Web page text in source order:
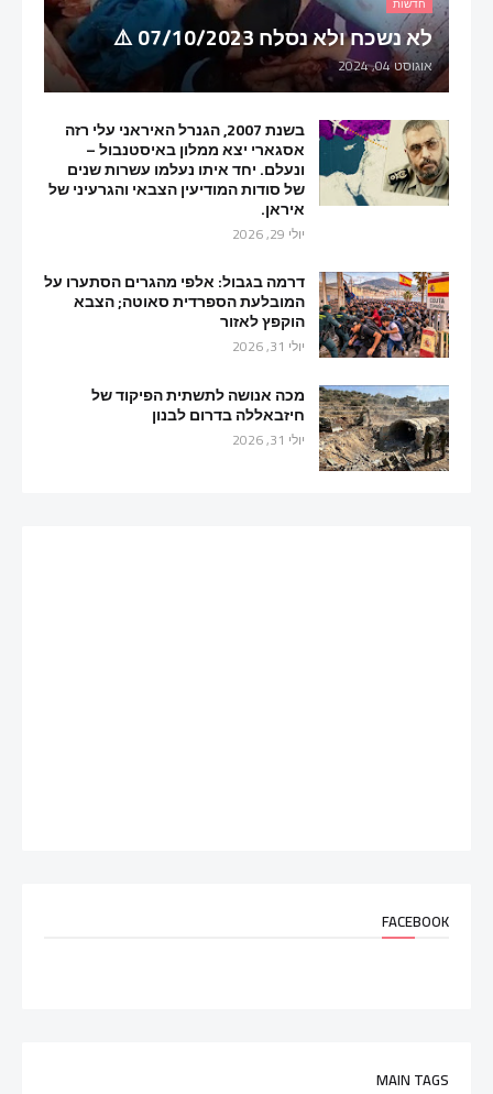
לא נשכח ולא נסלח 07/10/2023 ⚠️
אוגוסט 04, 2024
בשנת 2007, הגנרל האיראני עלי רזה
אסגארי יצא ממלון באיסטנבול –
ונעלם. יחד איתו נעלמו עשרות שנים
של סודות המודיעין הצבאי והגרעיני של
איראן.
יולי 29, 2026
דרמה בגבול: אלפי מהגרים הסתערו על
המובלעת הספרדית סאוטה; הצבא
הוקפץ לאזור
יולי 31, 2026
מכה אנושה לתשתית הפיקוד של
חיזבאללה בדרום לבנון
יולי 31, 2026
FACEBOOK
MAIN TAGS